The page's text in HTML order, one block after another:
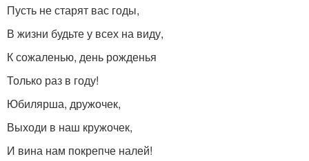
Пусть не старят вас годы,
В жизни будьте у всех на виду,
К сожаленью, день рожденья
Только раз в году!
Юбилярша, дружочек,
Выходи в наш кружочек,
И вина нам покрепче налей!